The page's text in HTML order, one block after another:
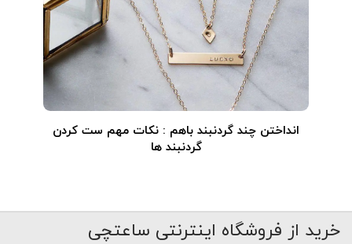
انداختن چند گردنبند باهم : نکات مهم ست کردن
گردنبند ها
خرید از فروشگاه اینترنتی ساعتچی